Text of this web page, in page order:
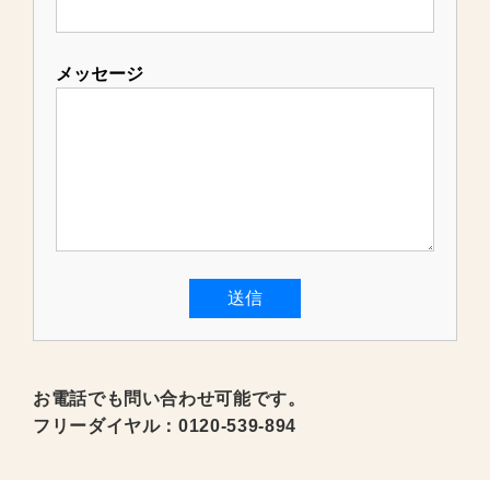
メッセージ
お電話でも問い合わせ可能です。
フリーダイヤル：0120-539-894